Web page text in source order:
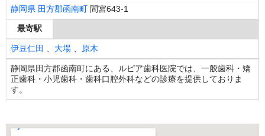
静岡県 田方郡函南町 間宮643-1
最寄駅
伊豆仁田 大場 原木
静岡県田方郡函南町にある、ルピア歯科医院では、一般歯科・矯
正歯科・小児歯科・歯科口腔外科などの診療を提供しておりま
す。